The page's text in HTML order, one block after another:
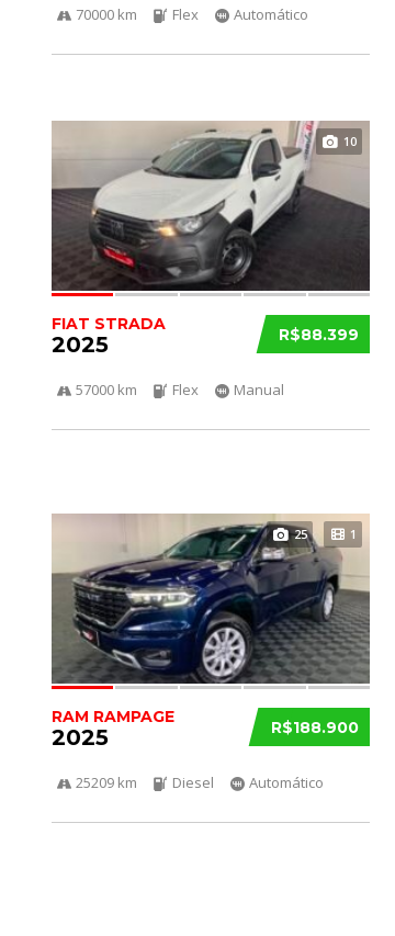
70000 km Flex Automático
10
R$88.399
FIAT STRADA
2025
57000 km Flex Manual
25 1
R$188.900
RAM RAMPAGE
2025
25209 km Diesel Automático